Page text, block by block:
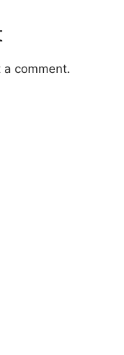
a comment.